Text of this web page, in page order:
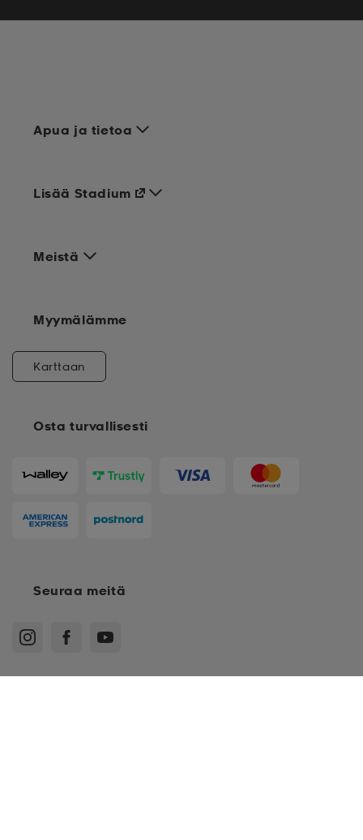
Apua ja tietoa
Meistä
Osta turvallisesti
Lisää Stadium
Myymälämme
Karttaan
Seuraa meitä